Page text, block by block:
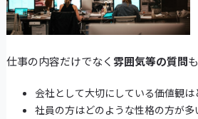
仕事の内容だけでなく 雰囲気等の質問
会社として大切にしている価値観
社員の方はどのような性格の方が多